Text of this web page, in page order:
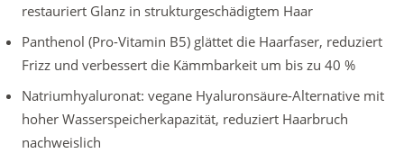
restauriert Glanz in strukturgeschädigtem Haar
Panthenol (Pro-Vitamin B5) glättet die Haarfaser, reduziert
Frizz und verbessert die Kämmbarkeit um bis zu 40 %
Natriumhyaluronat: vegane Hyaluronsäure-Alternative mit
hoher Wasserspeicherkapazität, reduziert Haarbruch
nachweislich